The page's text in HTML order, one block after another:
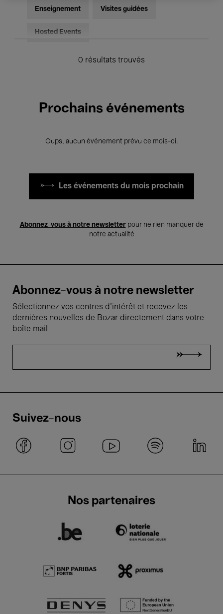
Enseignement Visites guidées
Hosted Events
0 résultats trouvés
Prochains événements
Oups, aucun événement prévu ce mois-ci.
Les événements du mois prochain
Abonnez-vous à notre newsletterpour ne rien manquer de
notre actualité
Abonnez-vous à notre newsletter
Sélectionnez vos centres d'intérêt et recevez les
dernières nouvelles de Bozar directement dans votre
boîte mail
Suivez-nous
Nos partenaires